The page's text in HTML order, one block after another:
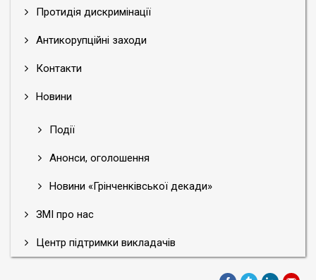
Протидія дискримінації
Антикорупційні заходи
Контакти
Новини
Події
Анонси, оголошення
Новини «Грінченківської декади»
ЗМІ про нас
Центр підтримки викладачів